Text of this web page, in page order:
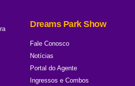
Dreams Park Show
Fale Conosco
Notícias
Portal do Agente
Ingressos e Combos